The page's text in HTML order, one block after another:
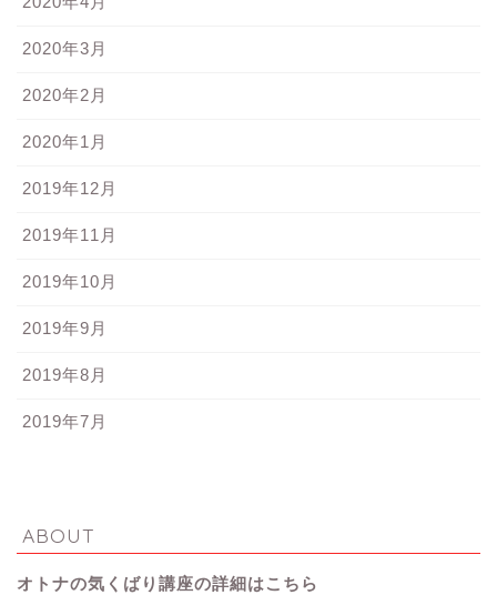
2020年3月
2020年2月
2020年1月
2019年12月
2019年11月
2019年10月
2019年9月
2019年8月
2019年7月
ABOUT
オトナの気くばり講座の詳細はこちら